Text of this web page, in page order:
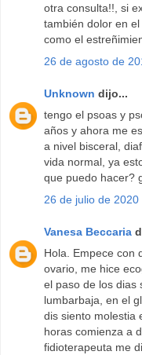
otra consulta!!, si
también dolor en
como el
26 de agosto de
Unknown dijo...
tengo el psoas y
años y ahora me
a nivel bisceral,
vida normal, ya
que puedo hacer?
26 de julio de
Vanesa Beccaria
Hola. Empece con
ovario, me hice
el paso de los dias
lumbarbaja, en el
dis siento molestia
horas comienza a
fidioterapeuta me